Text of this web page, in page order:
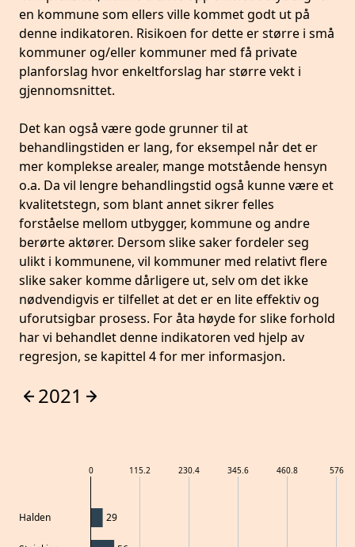
en kommune som ellers ville kommet godt ut på
denne indikatoren. Risikoen for dette er større i små
kommuner og/eller kommuner med få private
planforslag hvor enkeltforslag har større vekt i
gjennomsnittet.
Det kan også være gode grunner til at
behandlingstiden er lang, for eksempel når det er
mer komplekse arealer, mange motstående hensyn
o.a. Da vil lengre behandlingstid også kunne være et
kvalitetstegn, som blant annet sikrer felles
forståelse mellom utbygger, kommune og andre
berørte aktører. Dersom slike saker fordeler seg
ulikt i kommunene, vil kommuner med relativt flere
slike saker komme dårligere ut, selv om det ikke
nødvendigvis er tilfellet at det er en lite effektiv og
uforutsigbar prosess. For åta høyde for slike forhold
har vi behandlet denne indikatoren ved hjelp av
regresjon, se kapittel 4 for mer informasjon.
2021
Halden
0 115.2 230.4 345.6 460.8 576
29